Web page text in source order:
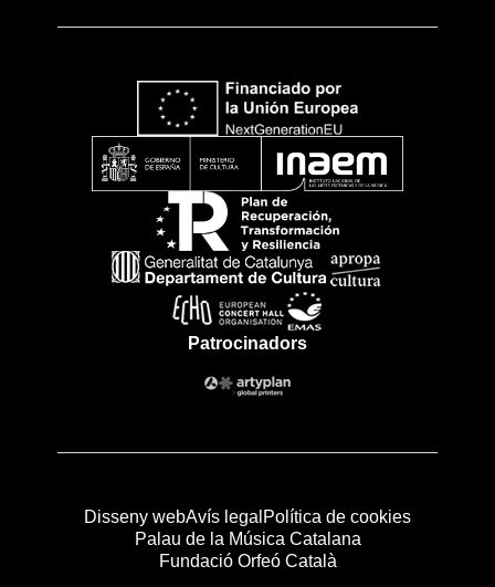
Patrocinadors
Disseny webAvís legal Política de cookies
Palau de la Música Catalana
Fundació Orfeó Català